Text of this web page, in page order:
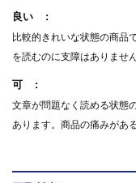
良い
比較的きれいな状態の商品
を読むのに支障はありません
可
文章が問題なく読める状態
あります。商品の痛みがあ